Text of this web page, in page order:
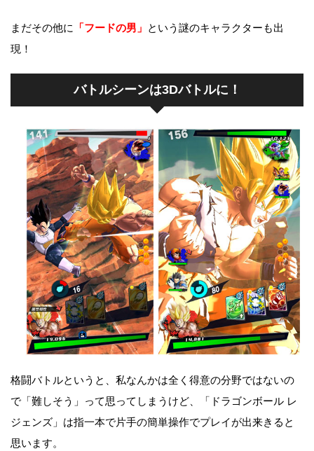
まだその他に 「フードの男」 という謎のキャラクターも出
現！
バトルシーンは3Dバトルに！
格闘バトルというと、私なんかは全く得意の分野ではないの
で「難しそう」って思ってしまうけど、「ドラゴンボール レ
ジェンズ」は指一本で片手の簡単操作でプレイが出来きると
思います。